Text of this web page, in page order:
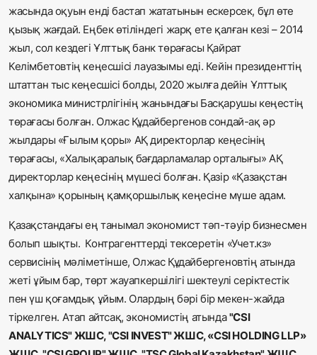
жасында оқуын енді бастап жататынын ескерсек, бұл өте
қызық жағдай. Еңбек өтіліндегі жарқ ете қалған кезі – 2014
жыл, сол кездегі Ұлттық банк төрағасы Қайрат
Келімбетовтің кеңесшісі лауазымы еді. Кейін президенттің
штаттан тыс кеңесшісі болды, 2020 жылға дейін Ұлттық
экономика министрлігінің жанындағы Басқарушы кеңестің
төрағасы болған. Олжас Құдайбергенов сондай-ақ әр
жылдары «Ғылым қоры» АҚ директорлар кеңесінің
төрағасы, «Халықаралық бағдарламалар орталығы» АҚ
директорлар кеңесінің мүшесі болған. Қазір «Қазақстан
халқына» қорының қамқоршылық кеңесіне мүше адам.
Қазақстандағы ең танымал экономист тәп-тәуір бизнесмен
болып шықты. Контрагенттерді тексеретін «Учет.кз»
сервисінің мәліметінше, Олжас Құдайбергеновтің атында
жеті ұйым бар, төрт жауапкершілігі шектеулі серіктестік
пен үш қоғамдық ұйым. Олардың бәрі бір мекен-жайда
тіркелген. Атап айтсақ, экономистің атында"CSI
ANALYTICS" ЖШС, "CSI INVEST" ЖШС, «CSI HOLDING LLP»